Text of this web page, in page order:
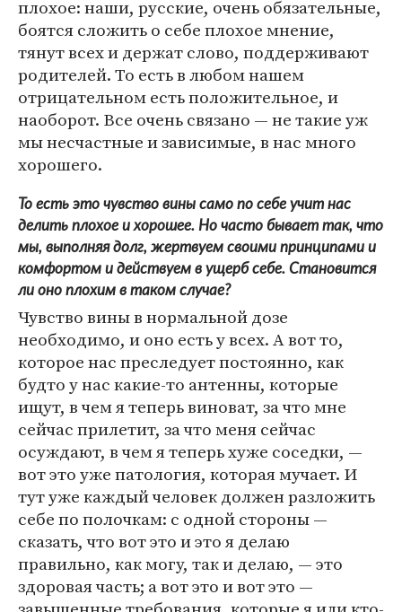
плохое: наши, русские, очень обязательные,
боятся сложить о себе плохое мнение,
тянут всех и держат слово, поддерживают
родителей. То есть в любом нашем
отрицательном есть положительное, и
наоборот. Все очень связано — не такие уж
мы несчастные и зависимые, в нас много
хорошего.
То есть это чувство вины само по себе учит нас
делить плохое и хорошее. Но часто бывает так, что
мы, выполняя долг, жертвуем своими принципами и
комфортом и действуем в ущерб себе. Становится
ли оно плохим в таком случае?
Чувство вины в нормальной дозе
необходимо, и оно есть у всех. А вот то,
которое нас преследует постоянно, как
будто у нас какие-то антенны, которые
ищут, в чем я теперь виноват, за что мне
сейчас прилетит, за что меня сейчас
осуждают, в чем я теперь хуже соседки, —
вот это уже патология, которая мучает. И
тут уже каждый человек должен разложить
себе по полочкам: с одной стороны —
сказать, что вот это и это я делаю
правильно, как могу, так и делаю, — это
здоровая часть; а вот это и вот это —